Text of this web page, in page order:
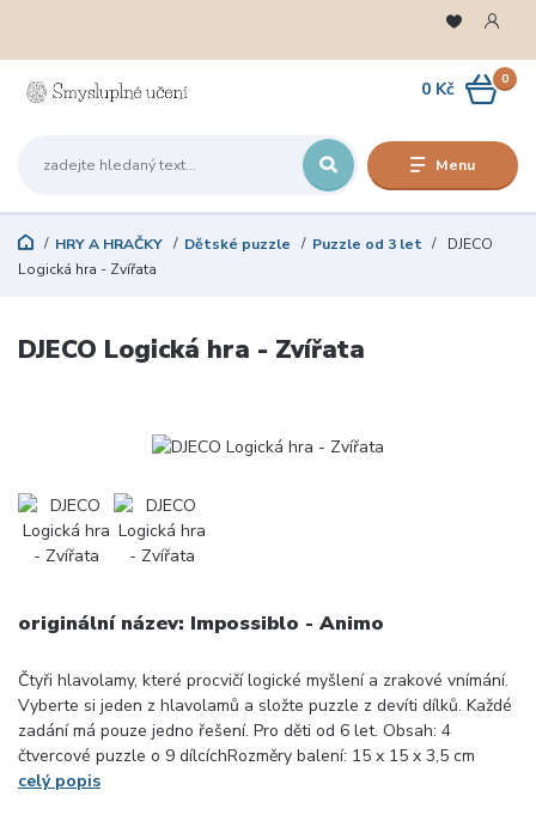
Menu
0
0 Kč
HRY A HRAČKY Dětské puzzle Puzzle od 3 let
DJECO
Logická hra - Zvířata
DJECO Logická hra - Zvířata
originální název: Impossiblo - Animo
Čtyři hlavolamy, které procvičí logické myšlení a zrakové vnímání.
Vyberte si jeden z hlavolamů a složte puzzle z devíti dílků. Každé
zadání má pouze jedno řešení. Pro děti od 6 let. Obsah: 4
čtvercové puzzle o 9 dílcíchRozměry balení: 15 x 15 x 3,5 cm
celý popis